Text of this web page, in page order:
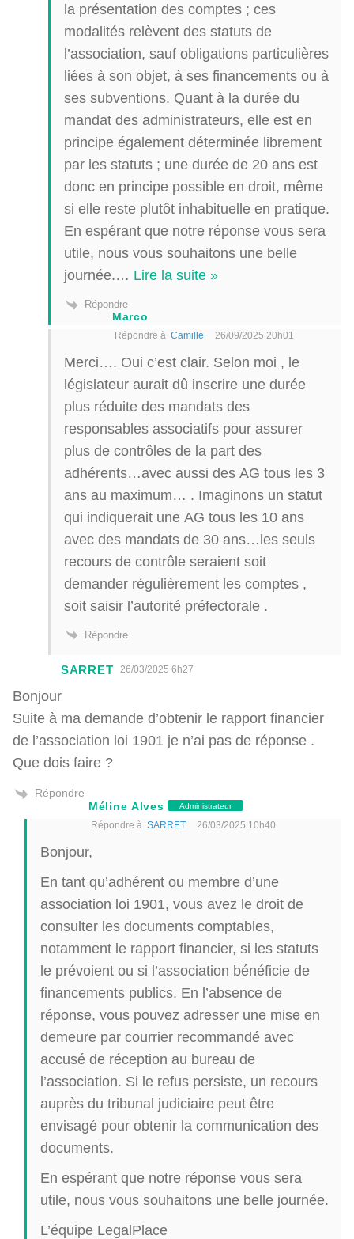
la présentation des comptes ; ces
modalités relèvent des statuts de
l’association, sauf obligations particulières
liées à son objet, à ses financements ou à
ses subventions. Quant à la durée du
mandat des administrateurs, elle est en
principe également déterminée librement
par les statuts ; une durée de 20 ans est
donc en principe possible en droit, même
si elle reste plutôt inhabituelle en pratique.
En espérant que notre réponse vous sera
utile, nous vous souhaitons une belle
journée.… Lire la suite »
Répondre
Marco
Répondre à Camille 26/09/2025 20h01
Merci…. Oui c’est clair. Selon moi , le
législateur aurait dû inscrire une durée
plus réduite des mandats des
responsables associatifs pour assurer
plus de contrôles de la part des
adhérents…avec aussi des AG tous les 3
ans au maximum… . Imaginons un statut
qui indiquerait une AG tous les 10 ans
avec des mandats de 30 ans…les seuls
recours de contrôle seraient soit
demander régulièrement les comptes ,
soit saisir l’autorité préfectorale .
Répondre
SARRET 26/03/2025 6h27
Bonjour
Suite à ma demande d’obtenir le rapport financier
de l’association loi 1901 je n’ai pas de réponse .
Que dois faire ?
Répondre
Méline Alves
Administrateur
Répondre à SARRET 26/03/2025 10h40
Bonjour,
En tant qu’adhérent ou membre d’une
association loi 1901, vous avez le droit de
consulter les documents comptables,
notamment le rapport financier, si les statuts
le prévoient ou si l’association bénéficie de
financements publics. En l’absence de
réponse, vous pouvez adresser une mise en
demeure par courrier recommandé avec
accusé de réception au bureau de
l’association. Si le refus persiste, un recours
auprès du tribunal judiciaire peut être
envisagé pour obtenir la communication des
documents.
En espérant que notre réponse vous sera
utile, nous vous souhaitons une belle journée.
L’équipe LegalPlace